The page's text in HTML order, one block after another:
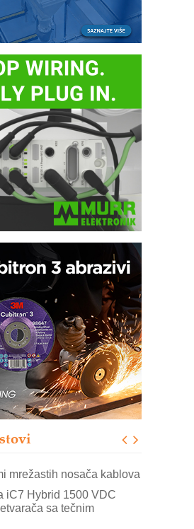
bez složenih
kao dugoročna korist
na prvom mestu!
- više od 40 godina
industriji
ADVANCED INDICATOR
za efikasnije
Apex V PLUS: Nova
mrežastih nosača kablova
iC7 Hybrid 1500 VDC
sa tečnim